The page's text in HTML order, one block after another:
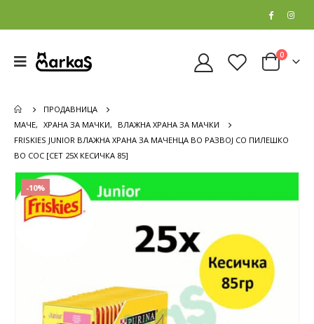
0
ПРОДАВНИЦА
МАЧЕ, ХРАНА ЗА МАЧКИ,
ВЛАЖНА ХРАНА ЗА МАЧКИ
FRISKIES JUNIOR ВЛАЖНА ХРАНА ЗА МАЧЕНЦА ВО РАЗВОЈ СО ПИЛЕШКО
ВО СОС [СЕТ 25X КЕСИЧКА 85]
-10%